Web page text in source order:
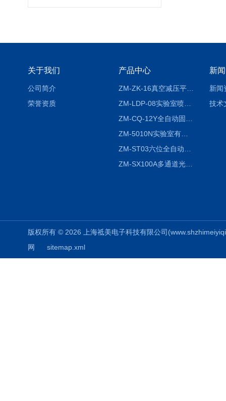
关于我们
公司简介
荣誉资质
产品中心
ZM-ZK-16真空减压平行浓缩仪
ZM-LDP-08实验室喷雾冷冻干燥机
ZM-5010N实验室有机溶剂喷雾干燥机
ZM-SX100A多通道光催化反应仪
新
新闻
技术
版权所有 © 2026 上海祗美电子科技有限公司
网
sitemap.xml